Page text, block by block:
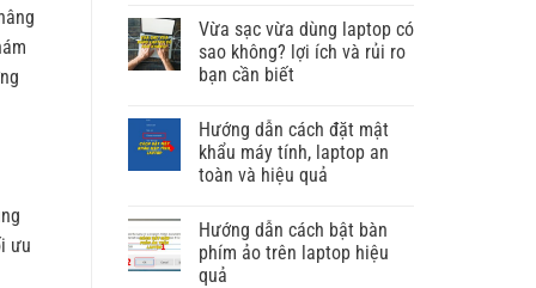
ưu
Vừa sạc vừa dùng laptop có
sao không? lợi ích và rủi ro
bạn cần biết
Hướng dẫn cách đặt mật
khẩu máy tính, laptop an
toàn và hiệu quả
Hướng dẫn cách bật bàn
phím ảo trên laptop hiệu
quả